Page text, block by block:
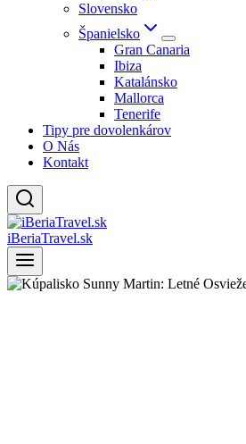
Slovensko
Španielsko
Gran Canaria
Ibiza
Katalánsko
Mallorca
Tenerife
Tipy pre dovolenkárov
O Nás
Kontakt
iBeriaTravel.sk